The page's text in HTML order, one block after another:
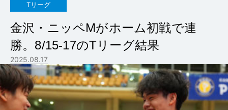
Tリーグ
金沢・ニッペMがホーム初戦で連
勝。8/15-17のTリーグ結果
2025.08.17